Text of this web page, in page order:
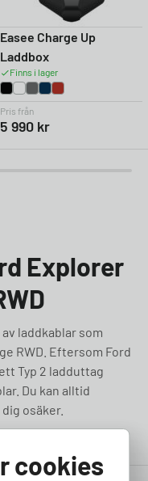
Easee Charge Up
Laddbox
Finns i lager
Pris från
5 990 kr
Explorer
laddkablar som
RWD. Eftersom Ford
Typ 2 ladduttag
Du kan alltid
osäker.
cookies